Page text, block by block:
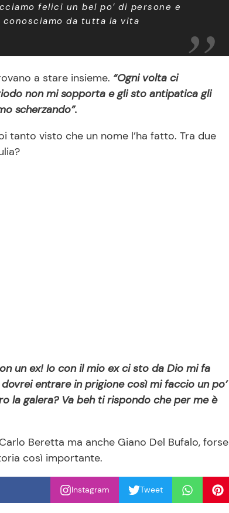
felici un bel po’ di persone e
conosciamo da tutta la vita
a stare insieme. “Ogni volta ci
non mi sopporta e gli sto antipatica gli
scherzando”.
tanto visto che un nome l’ha fatto. Tra due
un ex! Io con il mio ex ci sto da Dio mi fa
entrare in prigione così mi faccio un po’
la galera? Va beh ti rispondo che per me è
Beretta ma anche Giano Del Bufalo, forse
così importante.
Instagram Tweet